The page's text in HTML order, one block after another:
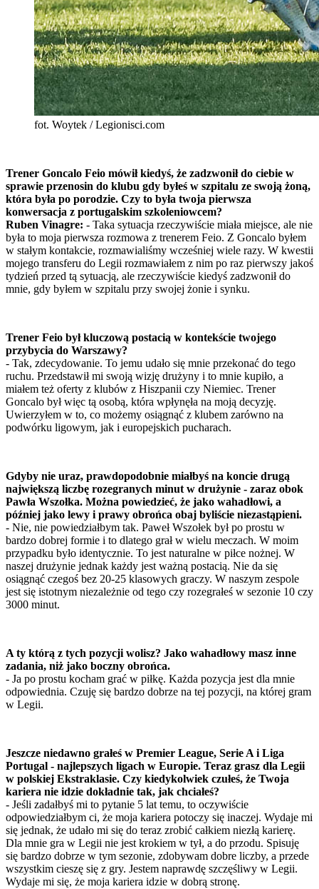
fot. Woytek / Legionisci.com
Trener Goncalo Feio mówił kiedyś, że zadzwonił do ciebie w
sprawie przenosin do klubu gdy byłeś w szpitalu ze swoją żoną,
która była po porodzie. Czy to była twoja pierwsza
konwersacja z portugalskim szkoleniowcem?
Ruben Vinagre: - Taka sytuacja rzeczywiście miała miejsce, ale nie
była to moja pierwsza rozmowa z trenerem Feio. Z Goncalo byłem
w stałym kontakcie, rozmawialiśmy wcześniej wiele razy. W kwestii
mojego transferu do Legii rozmawiałem z nim po raz pierwszy jakoś
tydzień przed tą sytuacją, ale rzeczywiście kiedyś zadzwonił do
mnie, gdy byłem w szpitalu przy swojej żonie i synku.
Trener Feio był kluczową postacią w kontekście twojego
przybycia do Warszawy?
- Tak, zdecydowanie. To jemu udało się mnie przekonać do tego
ruchu. Przedstawił mi swoją wizję drużyny i to mnie kupiło, a
miałem też oferty z klubów z Hiszpanii czy Niemiec. Trener
Goncalo był więc tą osobą, która wpłynęła na moją decyzję.
Uwierzyłem w to, co możemy osiągnąć z klubem zarówno na
podwórku ligowym, jak i europejskich pucharach.
Gdyby nie uraz, prawdopodobnie miałbyś na koncie drugą
największą liczbę rozegranych minut w drużynie - zaraz obok
Pawła Wszołka. Można powiedzieć, że jako wahadłowi, a
później jako lewy i prawy obrońca obaj byliście niezastąpieni.
- Nie, nie powiedziałbym tak. Paweł Wszołek był po prostu w
bardzo dobrej formie i to dlatego grał w wielu meczach. W moim
przypadku było identycznie. To jest naturalne w piłce nożnej. W
naszej drużynie jednak każdy jest ważną postacią. Nie da się
osiągnąć czegoś bez 20-25 klasowych graczy. W naszym zespole
jest się istotnym niezależnie od tego czy rozegrałeś w sezonie 10 czy
3000 minut.
A ty którą z tych pozycji wolisz? Jako wahadłowy masz inne
zadania, niż jako boczny obrońca.
- Ja po prostu kocham grać w piłkę. Każda pozycja jest dla mnie
odpowiednia. Czuję się bardzo dobrze na tej pozycji, na której gram
w Legii.
Jeszcze niedawno grałeś w Premier League, Serie A i Liga
Portugal - najlepszych ligach w Europie. Teraz grasz dla Legii
w polskiej Ekstraklasie. Czy kiedykolwiek czułeś, że Twoja
kariera nie idzie dokładnie tak, jak chciałeś?
- Jeśli zadałbyś mi to pytanie 5 lat temu, to oczywiście
odpowiedziałbym ci, że moja kariera potoczy się inaczej. Wydaje mi
się jednak, że udało mi się do teraz zrobić całkiem niezłą karierę.
Dla mnie gra w Legii nie jest krokiem w tył, a do przodu. Spisuję
się bardzo dobrze w tym sezonie, zdobywam dobre liczby, a przede
wszystkim cieszę się z gry. Jestem naprawdę szczęśliwy w Legii.
Wydaje mi się, że moja kariera idzie w dobrą stronę.